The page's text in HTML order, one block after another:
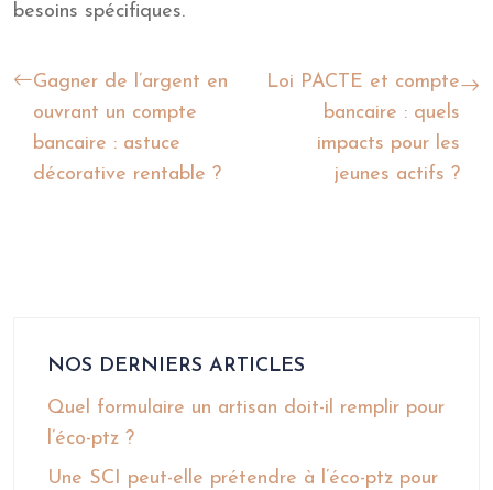
besoins spécifiques.
Gagner de l’argent en
ouvrant un compte
bancaire : astuce
décorative rentable ?
Loi PACTE et compte
bancaire : quels
impacts pour les
jeunes actifs ?
NOS DERNIERS ARTICLES
Quel formulaire un artisan doit-il remplir pour
l’éco-ptz ?
Une SCI peut-elle prétendre à l’éco-ptz pour